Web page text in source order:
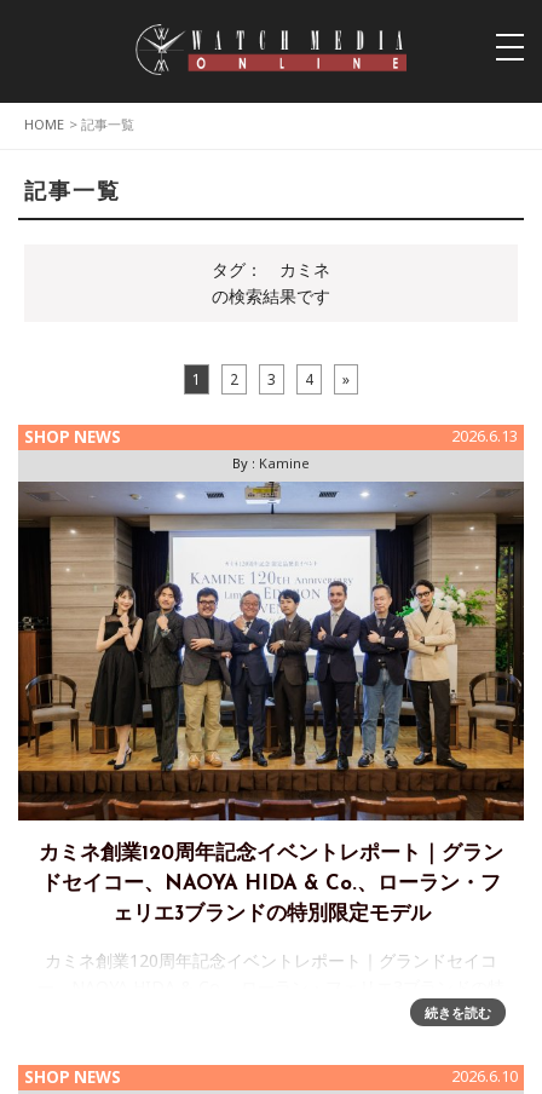
HOME > 記事一覧
記事一覧
タグ：
カミネ
の検索結果です
1 2 3 4 »
SHOP NEWS 2026.6.13
By : Kamine
カミネ創業120周年記念イベントレポート｜グラン
ドセイコー、NAOYA HIDA & Co.、ローラン・フ
ェリエ3ブランドの特別限定モデル
カミネ創業120周年記念イベントレポート｜グランドセイコ
別限定モデル2026年6月5日（金）、神戸・旧居留地「THE
続きを読む
SHOP NEWS 2026.6.10